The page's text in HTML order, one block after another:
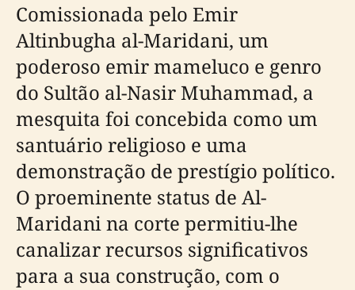
Comissionada pelo Emir
Altinbugha al-Maridani, um
poderoso emir mameluco e genro
do Sultão al-Nasir Muhammad, a
mesquita foi concebida como um
santuário religioso e uma
demonstração de prestígio político.
O proeminente status de Al-
Maridani na corte permitiu-lhe
canalizar recursos significativos
para a sua construção, com o